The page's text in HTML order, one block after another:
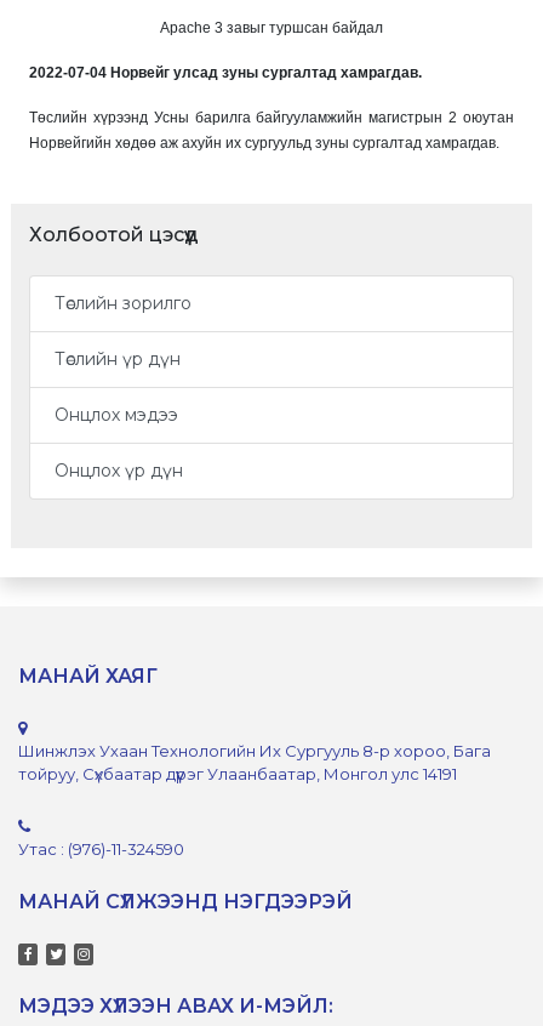
Apache 3 завыг туршсан байдал
2022-07-04 Норвейг улсад зуны сургалтад хамрагдав.
Төслийн хүрээнд Усны барилга байгууламжийн магистрын 2 оюутан
Норвейгийн хөдөө аж ахуйн их сургуульд зуны сургалтад хамрагдав.
Холбоотой цэсүүд
Төслийн зорилго
Төслийн үр дүн
Онцлох мэдээ
Онцлох үр дүн
МАНАЙ ХАЯГ
Шинжлэх Ухаан Технологийн Их Сургууль 8-р хороо, Бага
тойруу, Сүхбаатар дүүрэг Улаанбаатар, Монгол улс 14191
Утас : (976)-11-324590
МАНАЙ СҮЛЖЭЭНД НЭГДЭЭРЭЙ
МЭДЭЭ ХҮЛЭЭН АВАХ И-МЭЙЛ: